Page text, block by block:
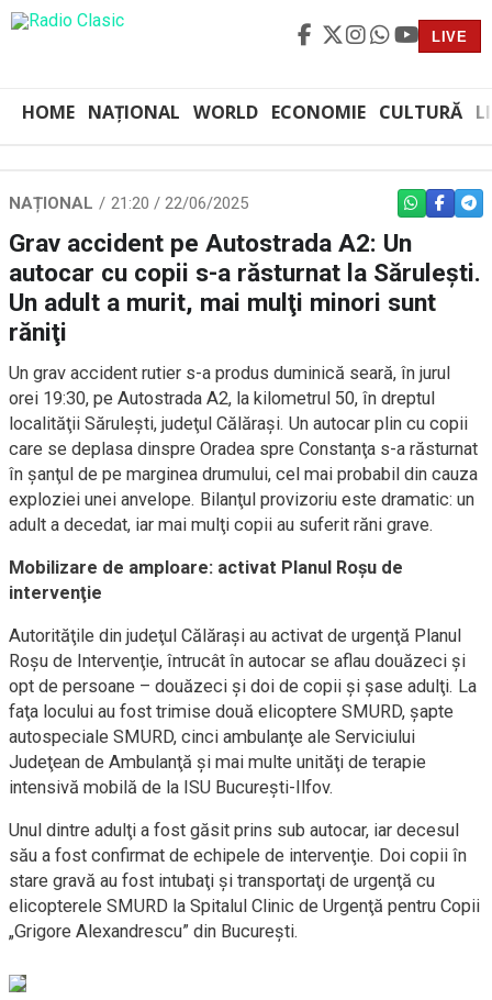
LIVE
HOME NAȚIONAL WORLD ECONOMIE CULTURĂ
NAȚIONAL 21:20 / 22/06/2025 WHATSAPP
Grav accident pe Autostrada A2: Un
autocar cu copii s-a răsturnat la Săruleşti.
Un adult a murit, mai mulţi minori sunt
răniţi
Un grav accident rutier s-a produs duminică seară, în jurul
orei 19:30, pe Autostrada A2, la kilometrul 50, în dreptul
localităţii Săruleşti, judeţul Călăraşi. Un autocar plin cu copii
care se deplasa dinspre Oradea spre Constanţa s-a răsturnat
în şanţul de pe marginea drumului, cel mai probabil din cauza
exploziei unei anvelope. Bilanţul provizoriu este dramatic: un
adult a decedat, iar mai mulţi copii au suferit răni grave.
Mobilizare de amploare: activat Planul Roşu de
intervenţie
Autorităţile din judeţul Călăraşi au activat de urgenţă Planul
Roşu de Intervenţie, întrucât în autocar se aflau douăzeci şi
opt de persoane – douăzeci şi doi de copii şi şase adulţi. La
faţa locului au fost trimise două elicoptere SMURD, şapte
autospeciale SMURD, cinci ambulanţe ale Serviciului
Judeţean de Ambulanţă şi mai multe unităţi de terapie
intensivă mobilă de la ISU Bucureşti-Ilfov.
Unul dintre adulţi a fost găsit prins sub autocar, iar decesul
său a fost confirmat de echipele de intervenţie. Doi copii în
stare gravă au fost intubaţi şi transportaţi de urgenţă cu
elicopterele SMURD la Spitalul Clinic de Urgenţă pentru Copii
„Grigore Alexandrescu” din Bucureşti.